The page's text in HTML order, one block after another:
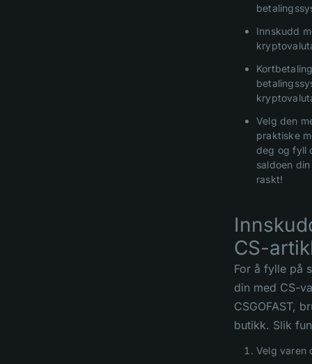
Innskudd
Velg den
praktiske
deg og fyll
saldoen
raskt!
CS-
For å fylle på
din med CS-
CSGOFAST,
butikk. Slik
Velg varen